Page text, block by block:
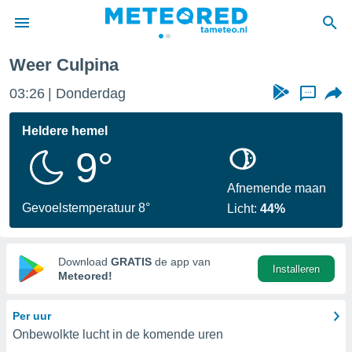
door
verstrekte
hoge
hebt de
voor
op basis
Weer Culpina
03:26 Donderdag ...
Heldere hemel
9°
Gevoelstemperatuur 8°
Afnemende maan
Licht:44%
Download GRATIS de app van
Meteored!
Installeren
Per uur
Onbewolkte lucht in de komende uren